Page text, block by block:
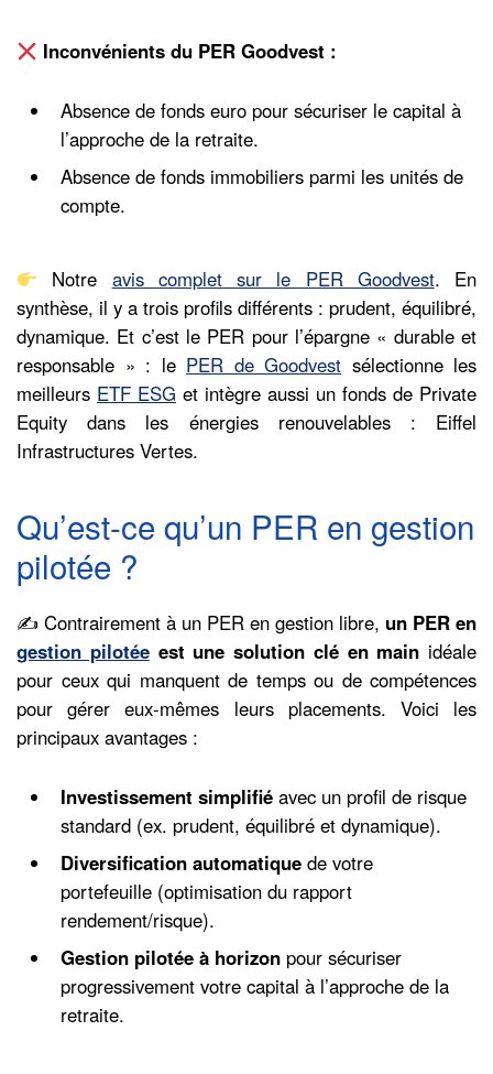
Inconvénients du PER Goodvest :
Absence de fonds euro pour sécuriser le capital à
l’approche de la retraite.
Absence de fonds immobiliers parmi les unités de
compte.
Notre avis complet sur le PER Goodvest. En
synthèse, il y a trois profils différents : prudent, équilibré,
dynamique. Et c’est le PER pour l’épargne « durable et
responsable » : le PER de Goodvest sélectionne les
meilleurs ETF ESG et intègre aussi un fonds de Private
Equity dans les énergies renouvelables : Eiffel
Infrastructures Vertes.
Qu’est-ce qu’un PER en gestion
pilotée ?
✍️ Contrairement à un PER en gestion libre, un PER en
gestion pilotéeest une solution clé en main idéale
pour ceux qui manquent de temps ou de compétences
pour gérer eux-mêmes leurs placements. Voici les
principaux avantages :
Investissement simplifié avec un profil de risque
standard (ex. prudent, équilibré et dynamique).
Diversification automatique de votre
portefeuille (optimisation du rapport
rendement/risque).
Gestion pilotée à horizon pour sécuriser
progressivement votre capital à l’approche de la
retraite.